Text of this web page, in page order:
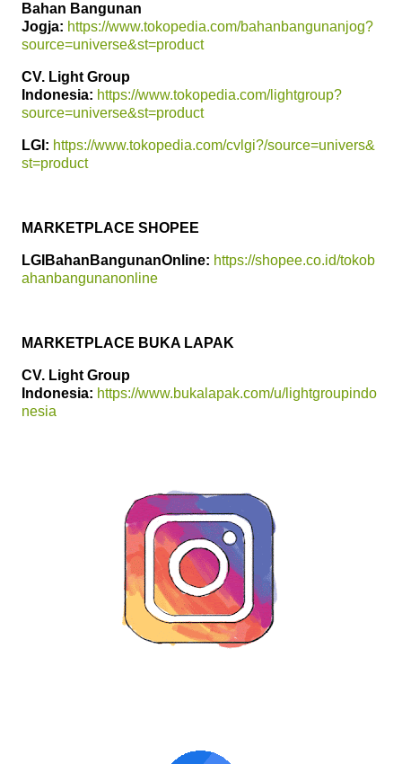
Bahan Bangunan
Jogja: https://www.tokopedia.com/bahanbangunanjog?
source=universe&st=product
CV. Light Group
Indonesia: https://www.tokopedia.com/lightgroup?
source=universe&st=product
LGI: https://www.tokopedia.com/cvlgi?/source=univers&
st=product
MARKETPLACE SHOPEE
LGIBahanBangunanOnline: https://shopee.co.id/tokob
ahanbangunanonline
MARKETPLACE BUKA LAPAK
CV. Light Group
Indonesia: https://www.bukalapak.com/u/lightgroupindo
nesia